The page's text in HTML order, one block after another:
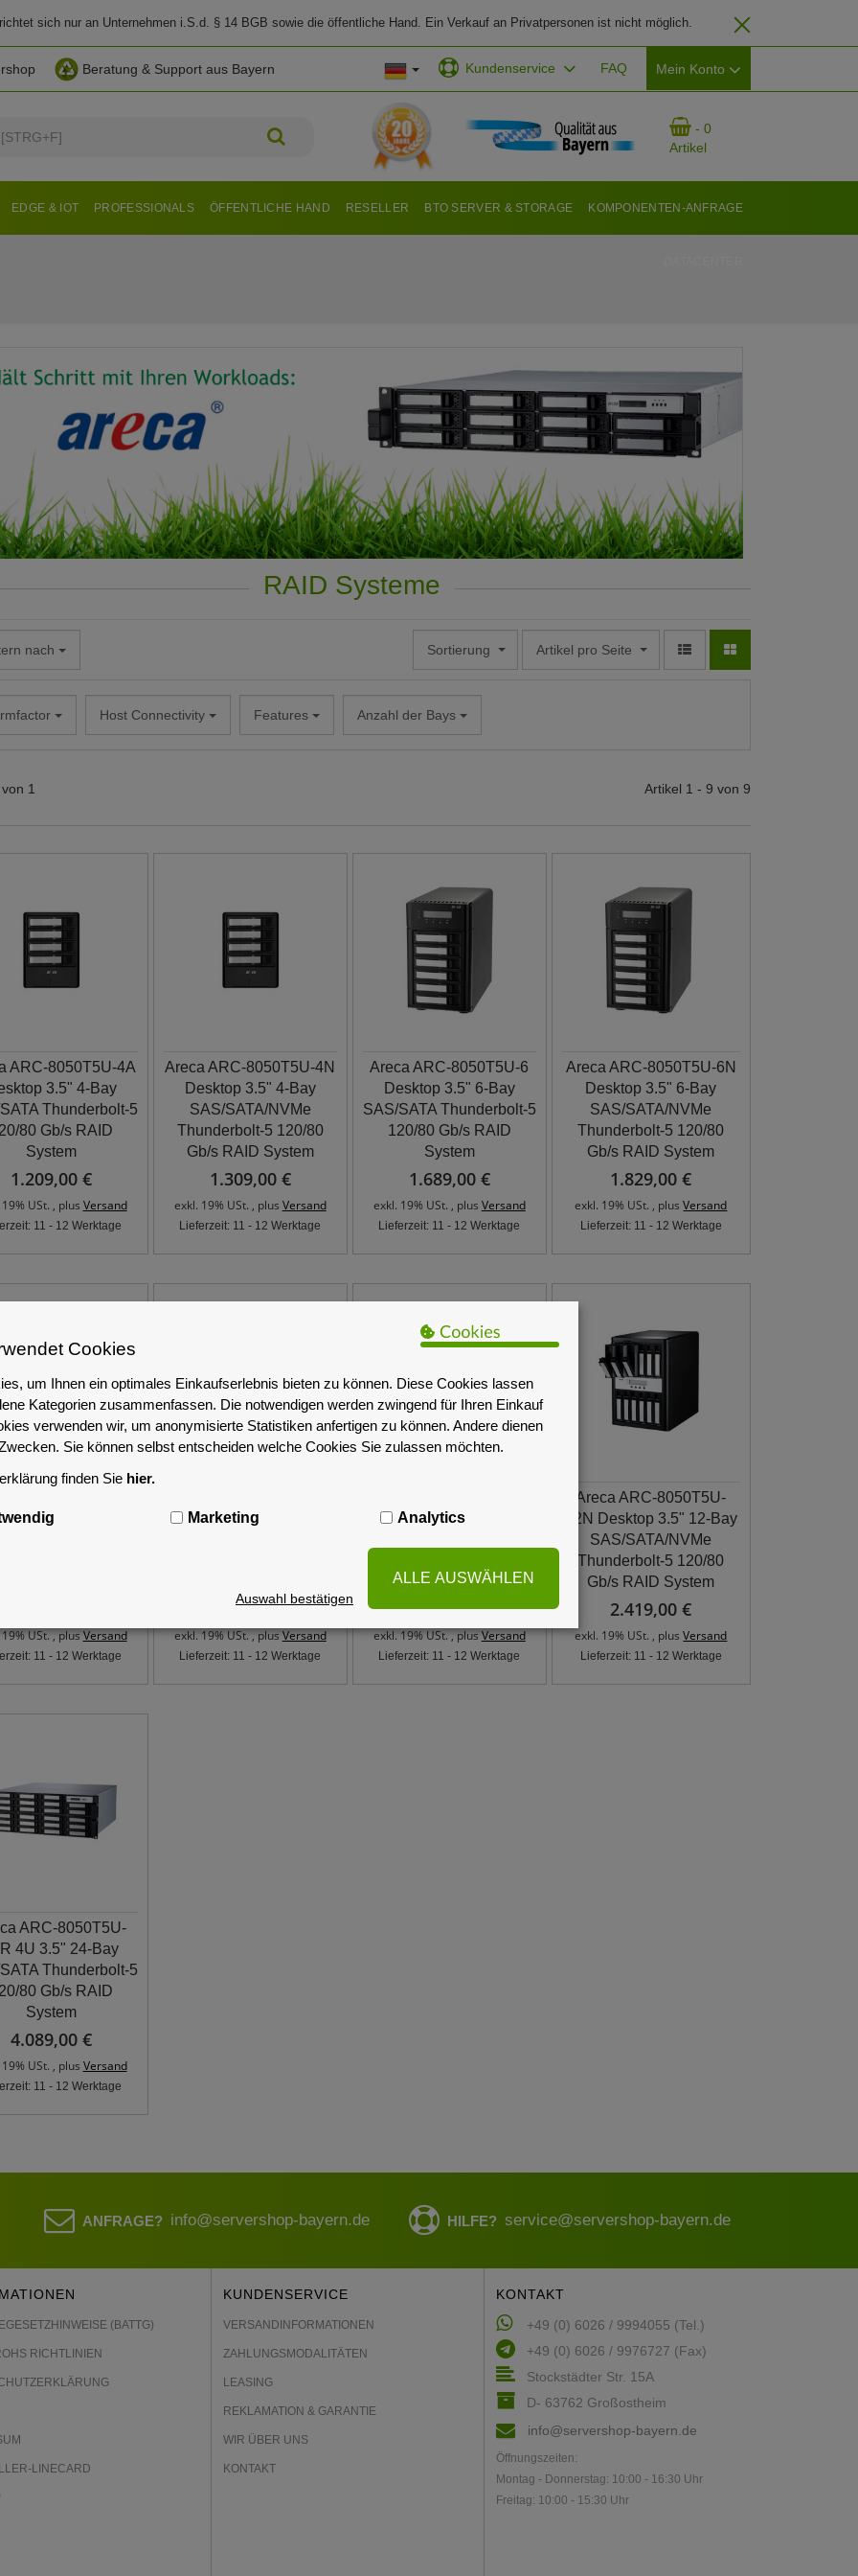
sich nur an Unternehmen i.S.d. § 14 BGB sowie die öffentliche Hand. Ein Verkauf an Privatpersonen ist nicht möglich.
Beratung & Support aus Bayern Mein Konto
EMAIL-ADRESSE
FAQ
Kundenservice
- 0
Artikel
KOMPONENTEN-ANFRAGE
BTO SERVER & STORAGE
RESELLER
ÖFFENTLICHE HAND
PROFESSIONALS
EDGE & IOT
RAID Systeme
Sortierung Artikel pro Seite
nach
Host Connectivity Features Anzahl der Bays
von 1 Artikel 1 - 9 von 9
ARC-8050T5U-4A
3.5" 4-Bay
Thunderbolt-5
80 Gb/s RAID
System
1.209,00 €
USt. , plus Versand
11 - 12 Werktage
Areca ARC-8050T5U-4N
Desktop 3.5" 4-Bay
SAS/SATA/NVMe
Thunderbolt-5 120/80
Gb/s RAID System
1.309,00 €
exkl. 19% USt. , plus Versand
Lieferzeit: 11 - 12 Werktage
Areca ARC-8050T5U-6
Desktop 3.5" 6-Bay
SAS/SATA Thunderbolt-5
120/80 Gb/s RAID
System
1.689,00 €
exkl. 19% USt. , plus Versand
Lieferzeit: 11 - 12 Werktage
Areca ARC-8050T5U-6N
Desktop 3.5" 6-Bay
SAS/SATA/NVMe
Thunderbolt-5 120/80
Gb/s RAID System
1.829,00 €
exkl. 19% USt. , plusVersand
Lieferzeit: 11 - 12 Werktage
3.5" 8-Bay
USt. , plusVersand
11 - 12 Werktage
Desktop 3.5" 8-Bay
2.089,00 €
exkl. 19% USt. , plusVersand
Lieferzeit: 11 - 12 Werktage
12E Desktop 3.5" 12-Bay
System
2.329,00 €
exkl. 19% USt. , plusVersand
Lieferzeit: 11 - 12 Werktage
Areca ARC-8050T5U-
12N Desktop 3.5" 12-Bay
SAS/SATA/NVMe
Thunderbolt-5 120/80
Gb/s RAID System
2.419,00 €
exkl. 19% USt. , plusVersand
Lieferzeit: 11 - 12 Werktage
ARC-8050T5U-
4U 3.5" 24-Bay
Thunderbolt-5
80 Gb/s RAID
System
4.089,00 €
USt. , plus Versand
11 - 12 Werktage
ANFRAGE? info@servershop-bayern.de HILFE? service@servershop-bayern.de
(BATTG)
RICHTLINIEN
LINECARD
KUNDENSERVICE
VERSANDINFORMATIONEN
ZAHLUNGSMODALITÄTEN
LEASING
REKLAMATION & GARANTIE
WIR ÜBER UNS
KONTAKT
KONTAKT
+49 (0) 6026 / 9994055 (Tel.)
+49 (0) 6026 / 9976727 (Fax)
Stockstädter Str. 15A
D- 63762 Großostheim
info@servershop-bayern.de
Öffnungszeiten:
Montag - Donnerstag: 10:00 - 16:30 Uhr
Freitag: 10:00 - 15:30 Uhr
Cookies
um Ihnen ein optimales Einkaufserlebnis bieten zu können. Diese Cookies lassen
Kategorien zusammenfassen. Die notwendigen werden zwingend für Ihren Einkauf
verwenden wir, um anonymisierte Statistiken anfertigen zu können. Andere dienen
Sie können selbst entscheiden welche Cookies Sie zulassen möchten.
finden Sie hier.
Marketing Analytics
Auswahl bestätigen
ALLE AUSWÄHLEN